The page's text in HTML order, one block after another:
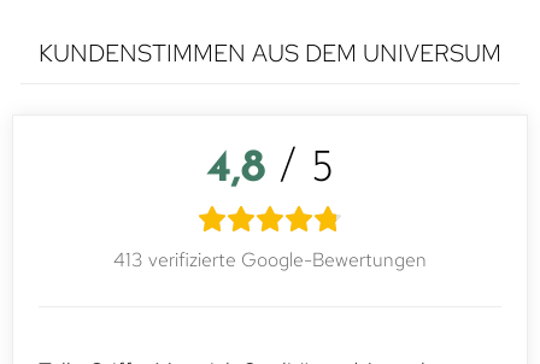
KUNDENSTIMMEN AUS DEM UNIVERSUM
4,8 / 5
413 verifizierte Google-Bewertungen